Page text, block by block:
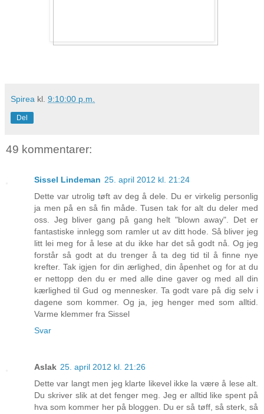
Spirea kl. 9:10:00 p.m.
Del
49 kommentarer:
Sissel Lindeman 25. april 2012 kl. 21:24
Dette var utrolig tøft av deg å dele. Du er virkelig personlig
ja men på en så fin måde. Tusen tak for alt du deler med
oss. Jeg bliver gang på gang helt "blown away". Det er
fantastiske innlegg som ramler ut av ditt hode. Så bliver jeg
litt lei meg for å lese at du ikke har det så godt nå. Og jeg
forstår så godt at du trenger å ta deg tid til å finne nye
krefter. Tak igjen for din ærlighed, din åpenhet og for at du
er nettopp den du er med alle dine gaver og med all din
kærlighed til Gud og mennesker. Ta godt vare på dig selv i
dagene som kommer. Og ja, jeg henger med som alltid.
Varme klemmer fra Sissel
Svar
Aslak 25. april 2012 kl. 21:26
Dette var langt men jeg klarte likevel ikke la være å lese alt.
Du skriver slik at det fenger meg. Jeg er alltid like spent på
hva som kommer her på bloggen. Du er så tøff, så sterk, så